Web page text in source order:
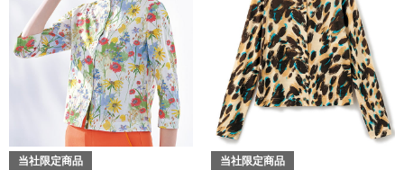
タログ
すべて見る
バッグ
トートバッグ
ハンドバッグ
当社限定商品 当社限定商品